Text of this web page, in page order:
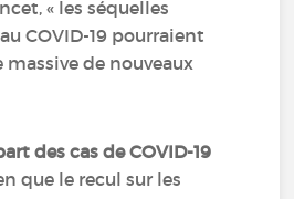
« les séquelles
COVID-19 pourraient
massive de nouveaux
des cas de COVID-19
que le recul sur les